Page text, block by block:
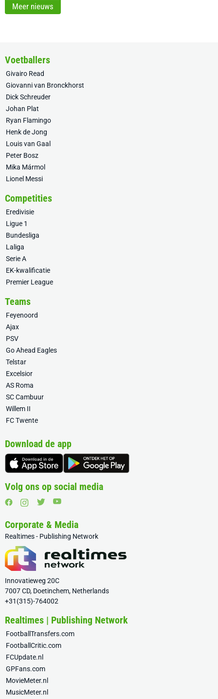
Meer nieuws
Voetballers
Givairo Read
Giovanni van Bronckhorst
Dick Schreuder
Johan Plat
Ryan Flamingo
Henk de Jong
Louis van Gaal
Peter Bosz
Mika Mármol
Lionel Messi
Competities
Eredivisie
Ligue 1
Bundesliga
Laliga
Serie A
EK-kwalificatie
Premier League
Teams
Feyenoord
Ajax
PSV
Go Ahead Eagles
Telstar
Excelsior
AS Roma
SC Cambuur
Willem II
FC Twente
Download de app
Volg ons op social media
Corporate & Media
Realtimes - Publishing Network
Innovatieweg 20C
7007 CD, Doetinchem, Netherlands
+31(315)-764002
Realtimes | Publishing Network
FootballTransfers.com
FootballCritic.com
FCUpdate.nl
GPFans.com
MovieMeter.nl
MusicMeter.nl